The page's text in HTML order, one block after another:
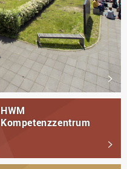
HWM
Kompetenzzentrum